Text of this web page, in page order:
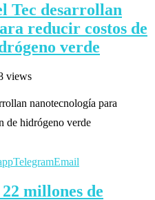
Tec desarrollan
reducir costos de
verde
views
nanotecnología para
de hidrógeno verde
TelegramEmail
millones de